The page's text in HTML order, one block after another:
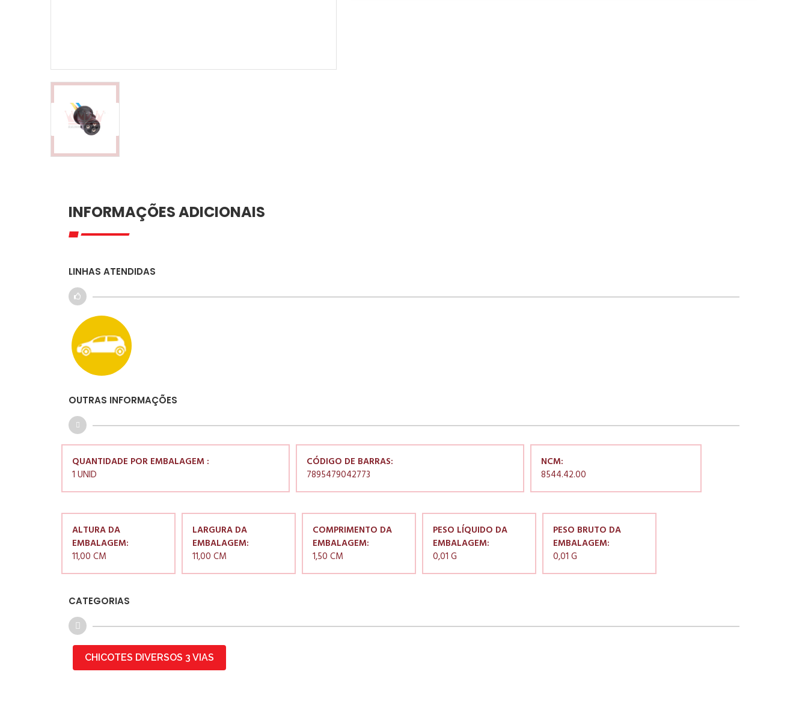
INFORMAÇÕES ADICIONAIS
LINHAS ATENDIDAS
OUTRAS INFORMAÇÕES
QUANTIDADE POR EMBALAGEM :
1 UNID
CÓDIGO DE BARRAS:
7895479042773
NCM:
8544.42.00
ALTURA DA
EMBALAGEM:
11,00 CM
LARGURA DA
EMBALAGEM:
11,00 CM
COMPRIMENTO DA
EMBALAGEM:
1,50 CM
PESO LÍQUIDO DA
EMBALAGEM:
0,01 G
PESO BRUTO DA
EMBALAGEM:
0,01 G
CATEGORIAS
CHICOTES DIVERSOS 3 VIAS